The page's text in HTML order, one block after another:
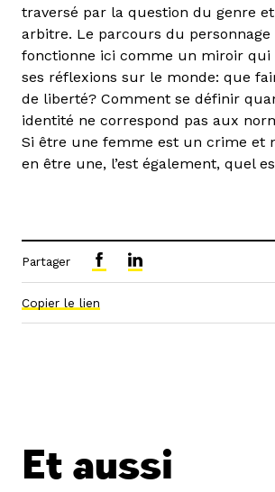
traversé par la question du genre
arbitre. Le parcours du
fonctionne ici comme un miroir qui
ses réflexions sur le monde: que
de liberté? Comment se définir
identité ne correspond pas aux
Si être une femme est un crime et
en être une, l’est également, quel
Partager
Copier le lien
Et aussi